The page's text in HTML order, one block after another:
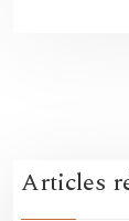
Articles